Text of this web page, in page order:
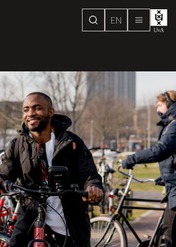
search
EN menu